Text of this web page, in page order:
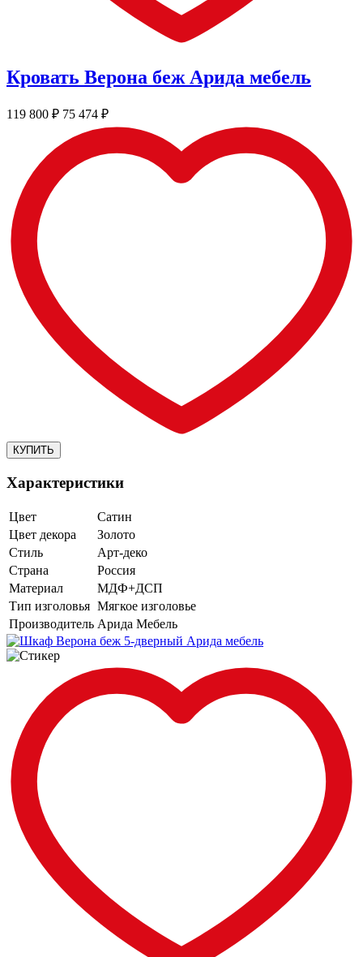
Кровать Верона беж Арида мебель
119 800 ₽ 75 474 ₽
Характеристики
Цвет
Сатин
Цвет декора
Золото
Стиль
Арт-деко
Страна
Россия
Материал
МДФ+ДСП
Тип изголовья Мягкое изголовье
Производитель Арида Мебель